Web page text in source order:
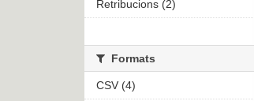
Retribucions (2)
Formats
CSV (4)